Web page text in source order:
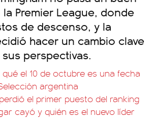
Premier League, donde
de descenso, y la
hacer un cambio clave
perspectivas.
el 10 de octubre es una fecha
argentina
el primer puesto del ranking
cayó y quién es el nuevo líder